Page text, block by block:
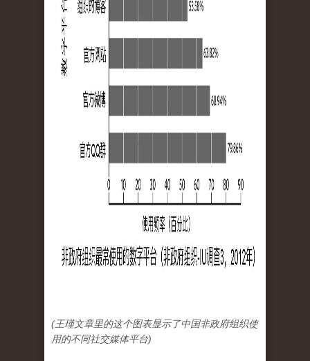
(王瑾文章里的这个图表显示了中国非政府组织使
用的不同社交媒体平台)